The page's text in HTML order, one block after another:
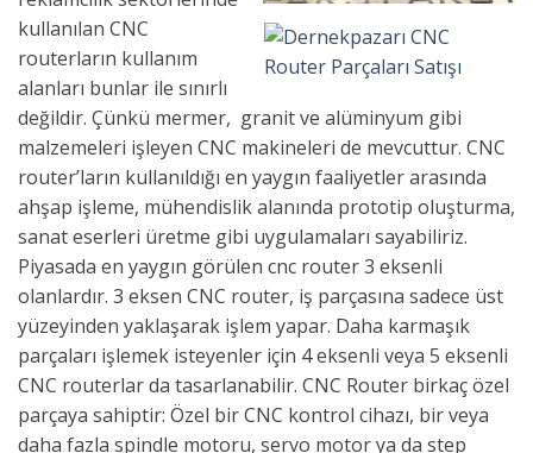
kullanılan CNC
routerların kullanım
alanları bunlar ile sınırlı
değildir. Çünkü mermer, granit ve alüminyum gibi
malzemeleri işleyen CNC makineleri de mevcuttur. CNC
router’ların kullanıldığı en yaygın faaliyetler arasında
ahşap işleme, mühendislik alanında prototip oluşturma,
sanat eserleri üretme gibi uygulamaları sayabiliriz.
Piyasada en yaygın görülen cnc router 3 eksenli
olanlardır. 3 eksen CNC router, iş parçasına sadece üst
yüzeyinden yaklaşarak işlem yapar. Daha karmaşık
parçaları işlemek isteyenler için 4 eksenli veya 5 eksenli
CNC routerlar da tasarlanabilir. CNC Router birkaç özel
parçaya sahiptir: Özel bir CNC kontrol cihazı, bir veya
daha fazla spindle motoru, servo motor ya da step